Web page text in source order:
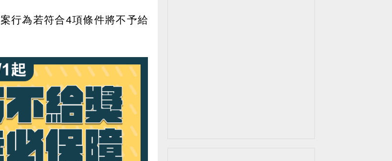
行為若符合4項條件將不予給